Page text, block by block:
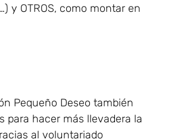
y OTROS, como montar en
Pequeño Deseo también
para hacer más llevadera la
al voluntariado